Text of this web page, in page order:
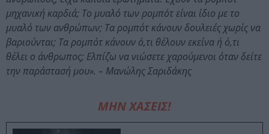
μηχανική καρδιά; Το μυαλό των ρομπότ είναι ίδιο με το
μυαλό των ανθρώπων; Τα ρομπότ κάνουν δουλειές χωρίς να
βαριούνται; Τα ρομπότ κάνουν ό,τι θέλουν εκείνα ή ό,τι
θέλει ο άνθρωπος; Ελπίζω να νιώσετε χαρούμενοι όταν δείτε
την παράστασή μου». – Μανώλης Σαριδάκης
ΜΗΝ ΧΑΣΕΙΣ!